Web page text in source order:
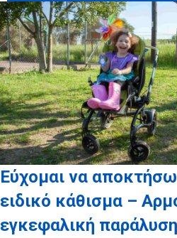
Φέτος το καλοκαίρι,
περισσότερα παιδιά ευχής να
τους. Μάθετε πώς μπορείτε
στο make-A-
Εύχομαι να
ειδικό κάθισμα –
εγκεφαλική